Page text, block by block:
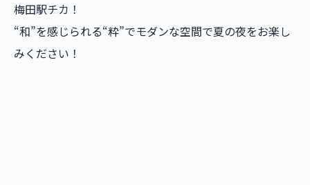
梅田駅チカ！
“和”を感じられる“粋”でモダンな空間で夏の夜をお楽し
みください！